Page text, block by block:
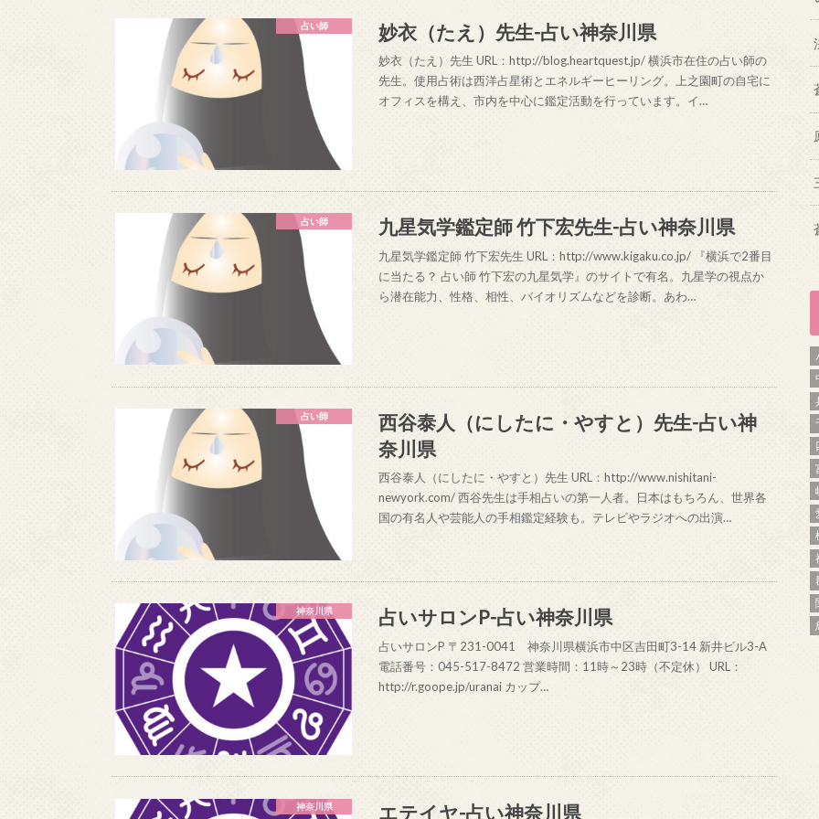
占い師 妙衣（たえ）先生-占い神奈川県
妙衣（たえ）先生 URL：http://blog.heartquest.jp/ 横浜市在住の占い師の
先生。使用占術は西洋占星術とエネルギーヒーリング。上之園町の自宅に
オフィスを構え、市内を中心に鑑定活動を行っています。イ…
占い師 九星気学鑑定師 竹下宏先生-占い神奈川県
九星気学鑑定師 竹下宏先生 URL：http://www.kigaku.co.jp/ 『横浜で2番目
に当たる？ 占い師 竹下宏の九星気学』のサイトで有名。九星学の視点か
ら潜在能力、性格、相性、バイオリズムなどを診断。あわ…
占い師
西谷泰人（にしたに・やすと）先生-占い神
奈川県
西谷泰人（にしたに・やすと）先生 URL：http://www.nishitani-
newyork.com/ 西谷先生は手相占いの第一人者。日本はもちろん、世界各
国の有名人や芸能人の手相鑑定経験も。テレビやラジオへの出演…
神奈川県 占いサロンP-占い神奈川県
占いサロンP 〒231-0041 神奈川県横浜市中区吉田町3-14 新井ビル3-A
電話番号：045-517-8472 営業時間：11時～23時（不定休） URL：
http://r.goope.jp/uranai カップ…
神奈川県 エテイヤ-占い神奈川県